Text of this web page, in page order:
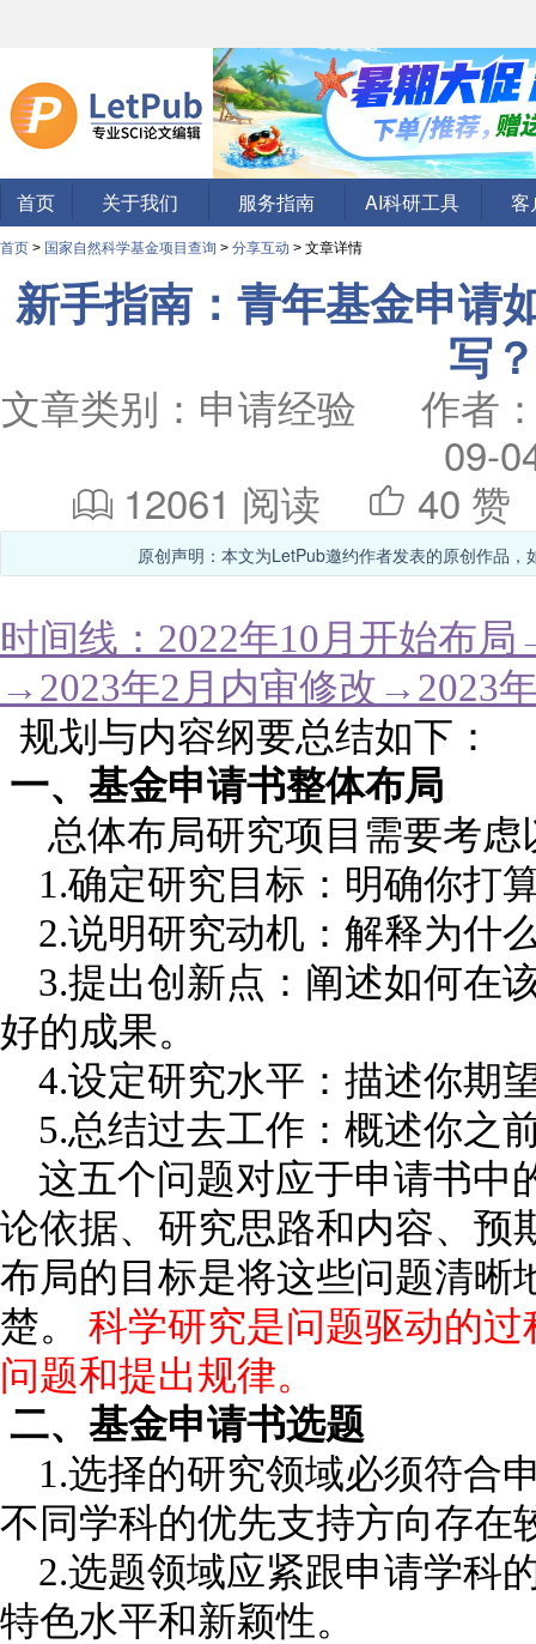
首页 关于我们 服务指南 AI科研工具 客
首页 > 国家自然科学基金项目查询 > 分享互动 > 文章详情
新手指南：青年基金申请
写
文章类别：申请经验 作者
09-
12061 阅读
40 赞
原创声明：本文为LetPub邀约作者发表的原创作品
时间线：2022年10月开始布
→2023年2月内审修改→2023
规划与内容纲要总结如下：
一、基金申请书整体布局
总体布局研究项目需要考
1.确定研究目标：明确你
2.说明研究动机：解释为什
3.提出创新点：阐述如何在
好的成果。
4.设定研究水平：描述你期
5.总结过去工作：概述你之
这五个问题对应于申请书中
论依据、研究思路和内容、预
布局的目标是将这些问题清晰
楚。 科学研究是问题驱动的
问题和提出规律。
二、基金申请书选题
1.选择的研究领域必须符合
不同学科的优先支持方向存在
2.选题领域应紧跟申请学科
特色水平和新颖性。